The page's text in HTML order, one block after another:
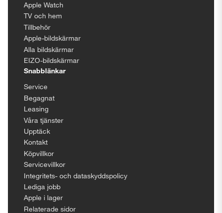
Apple Watch
TV och hem
Tillbehör
Apple-bildskärmar
Alla bildskärmar
EIZO-bildskärmar
Snabblänkar
Service
Begagnat
Leasing
Våra tjänster
Upptäck
Kontakt
Köpvillkor
Servicevillkor
Integritets- och dataskyddspolicy
Lediga jobb
Apple i lager
Relaterade sidor